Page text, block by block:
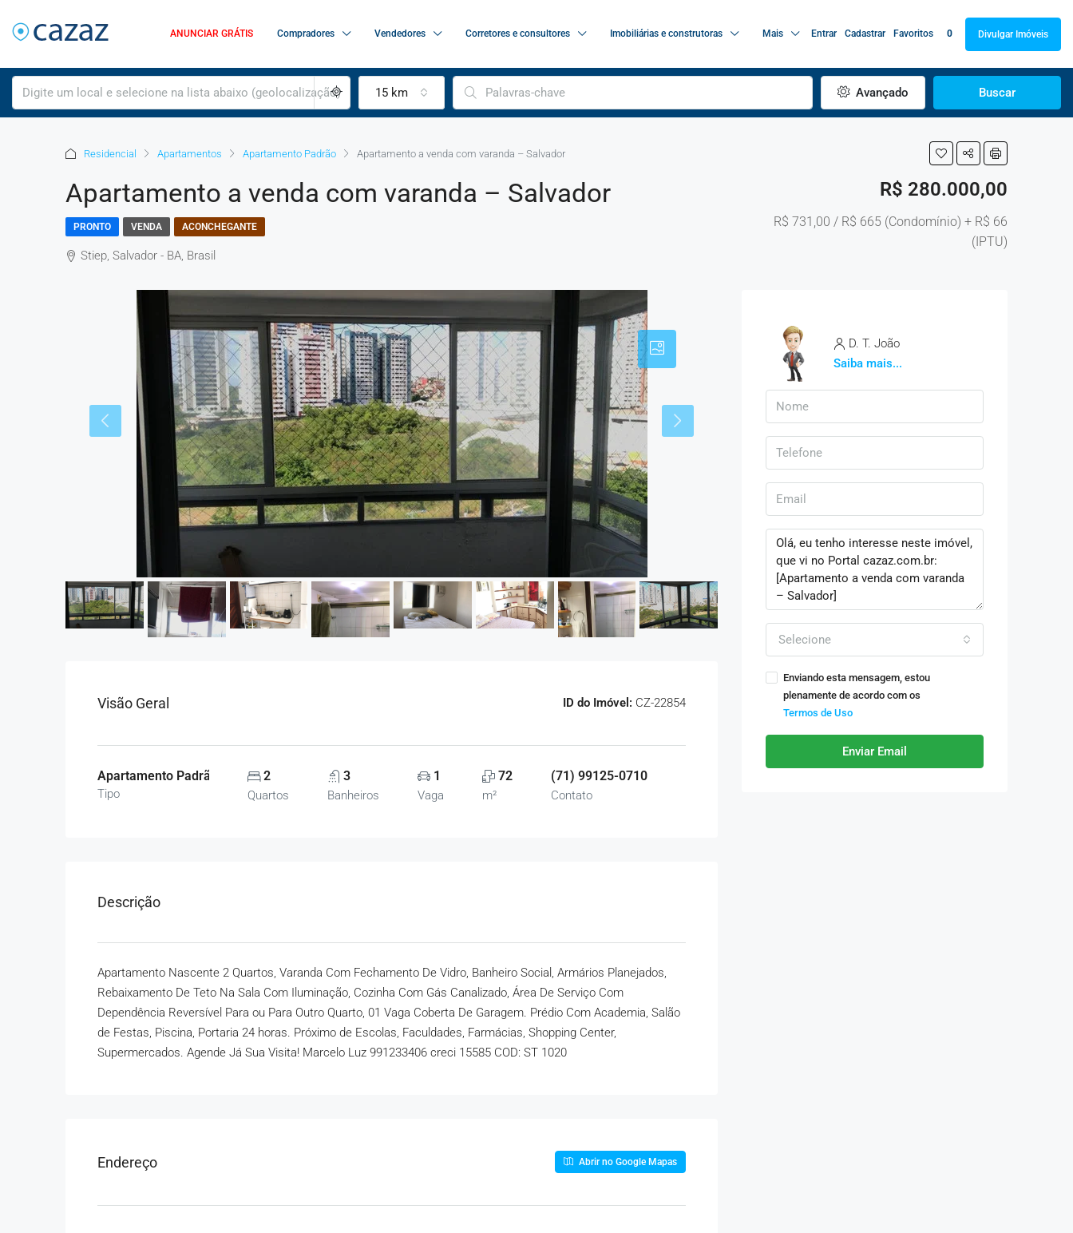
ANUNCIAR GRÁTIS Compradores Vendedores Corretores e consultores Imobiliárias e construtoras Mais Entrar Cadastrar Favoritos 0 Divulgar Imóveis
15 km Avançado Buscar
Residencial Apartamentos Apartamento Padrão Apartamento a venda com varanda – Salvador
Apartamento a venda com varanda – Salvador R$ 280.000,00
R$ 731,00 / R$ 665 (Condomínio) + R$ 66
(IPTU)
PRONTO VENDA ACONCHEGANTE
Stiep, Salvador - BA, Brasil
Visão Geral ID do Imóvel: CZ-22854
Apartamento Padrão, Apartamentos
Tipo
2
Quartos
3
Banheiros
1
Vaga
72
m²
(71) 99125-0710
Contato
Descrição
Apartamento Nascente 2 Quartos, Varanda Com Fechamento De Vidro, Banheiro Social, Armários Planejados,
Rebaixamento De Teto Na Sala Com Iluminação, Cozinha Com Gás Canalizado, Área De Serviço Com
Dependência Reversível Para ou Para Outro Quarto, 01 Vaga Coberta De Garagem. Prédio Com Academia, Salão
de Festas, Piscina, Portaria 24 horas. Próximo de Escolas, Faculdades, Farmácias, Shopping Center,
Supermercados. Agende Já Sua Visita! Marcelo Luz 991233406 creci 15585 COD: ST 1020
Endereço Abrir no Google Mapas
D. T. João
Saiba mais...
Selecione
Enviando esta mensagem, estou
plenamente de acordo com os
Termos de Uso
Enviar Email